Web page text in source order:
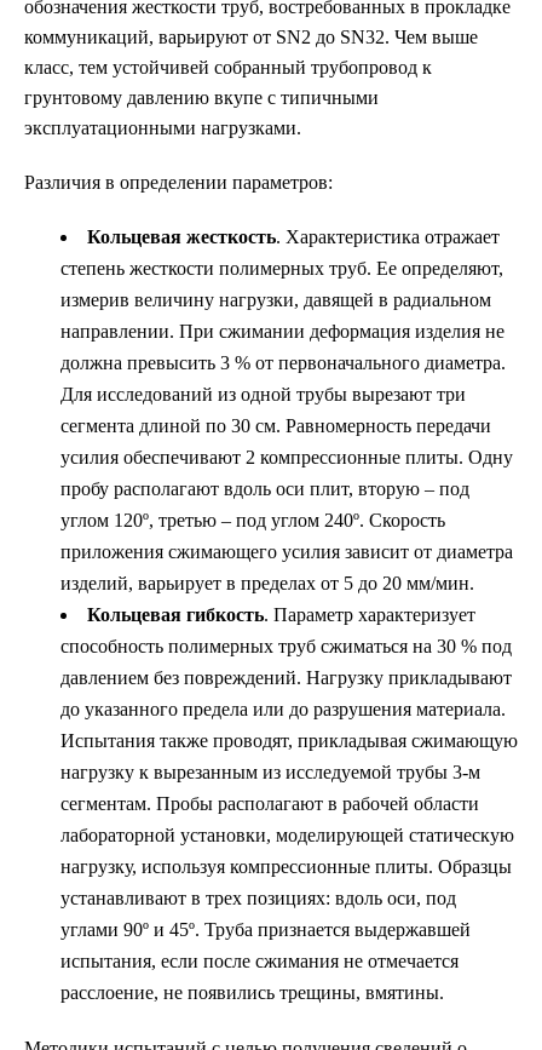
обозначения жесткости труб, востребованных в прокладке
коммуникаций, варьируют от SN2 до SN32. Чем выше
класс, тем устойчивей собранный трубопровод к
грунтовому давлению вкупе с типичными
эксплуатационными нагрузками.
Различия в определении параметров:
Кольцевая жесткость. Характеристика отражает
степень жесткости полимерных труб. Ее определяют,
измерив величину нагрузки, давящей в радиальном
направлении. При сжимании деформация изделия не
должна превысить 3 % от первоначального диаметра.
Для исследований из одной трубы вырезают три
сегмента длиной по 30 см. Равномерность передачи
усилия обеспечивают 2 компрессионные плиты. Одну
пробу располагают вдоль оси плит, вторую – под
углом 120º, третью – под углом 240º. Скорость
приложения сжимающего усилия зависит от диаметра
изделий, варьирует в пределах от 5 до 20 мм/мин.
Кольцевая гибкость. Параметр характеризует
способность полимерных труб сжиматься на 30 % под
давлением без повреждений. Нагрузку прикладывают
до указанного предела или до разрушения материала.
Испытания также проводят, прикладывая сжимающую
нагрузку к вырезанным из исследуемой трубы 3-м
сегментам. Пробы располагают в рабочей области
лабораторной установки, моделирующей статическую
нагрузку, используя компрессионные плиты. Образцы
устанавливают в трех позициях: вдоль оси, под
углами 90º и 45º. Труба признается выдержавшей
испытания, если после сжимания не отмечается
расслоение, не появились трещины, вмятины.